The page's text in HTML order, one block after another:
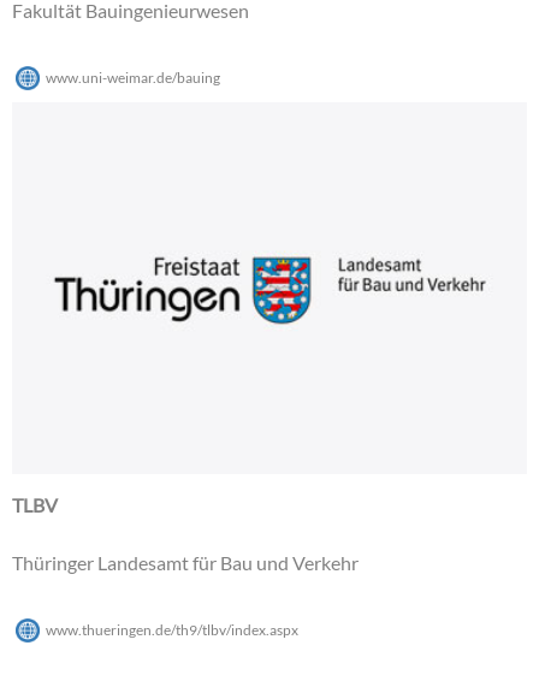
Fakultät Bauingenieurwesen
www.uni-weimar.de/bauing
TLBV
Thüringer Landesamt für Bau und Verkehr
www.thueringen.de/th9/tlbv/index.aspx